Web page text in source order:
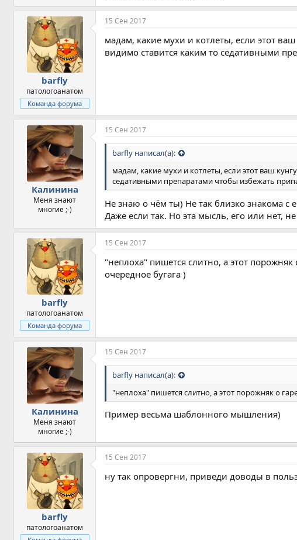
barfly
патологоанатом
Команда форума
15 Сен 2017
мадам, какие мухи и котлеты, если этот
видимо ставится каким то седативными
Калинина
Меня знают
многие ;-)
15 Сен 2017
barfly написал(а):
мадам, какие мухи и котлеты, если этот ваш
седативными препаратами чтобы избежать
Не знаю о чём ты) Не так близко знакома с
Даже если так. Но эта мысль, его или нет,
barfly
патологоанатом
Команда форума
15 Сен 2017
"неплоха" пишется слитно, а этот
очередное бугага )
Калинина
Меня знают
многие ;-)
15 Сен 2017
barfly написал(а):
"неплоха" пишется слитно, а этот порожняк о
Пример весьма шаблонного мышления)
barfly
патологоанатом
15 Сен 2017
ну так опровергни, приведи доводы в